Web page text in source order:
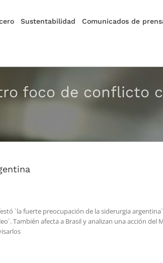
Sustentabilidad Comunicados de
foco de conflicto
`la fuerte preocupación de la siderurgia
También afecta a Brasil y analizan una acción del